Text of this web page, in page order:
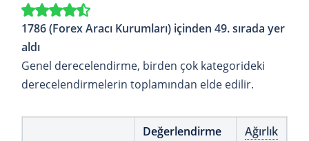
1786 (Forex Aracı Kurumları) içinden 49. sırada yer
aldı
Genel derecelendirme, birden çok kategorideki
derecelendirmelerin toplamından elde edilir.
Değerlendirme Ağırlık